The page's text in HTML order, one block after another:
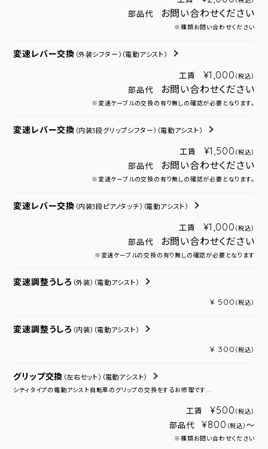
部品代 お問い合わせください
※種類お問い合わせください
変速レバー交換 （外装シフター） （電動アシスト）
工賃 ¥1,000 （税込）
部品代 お問い合わせください
※変速ケーブルの交換の有り無しの確認が必要となります。
変速レバー交換 （内装3段グリップシフター） （電動アシスト）
工賃 ¥1,500 （税込）
部品代 お問い合わせください
※変速ケーブルの交換の有り無しの確認が必要となります。
変速レバー交換 （内装3段ピアノタッチ） （電動アシスト）
工賃 ¥1,000 （税込）
部品代 お問い合わせください
※変速ケーブルの交換の有り無しの確認が必要となります
変速調整うしろ （外装） （電動アシスト）
¥ 500 （税込）
変速調整うしろ （内装） （電動アシスト）
¥ 300 （税込）
グリップ交換 （左右セット） （電動アシスト）
シティタイプの電動アシスト自転車のグリップの交換をするお修理です...
工賃 ¥500 （税込）
部品代 ¥800 （税込） ～
※種類お問い合わせください